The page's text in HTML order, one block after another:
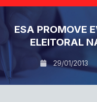
ESA PROMOVE
ELEITORAL
29/01/2013